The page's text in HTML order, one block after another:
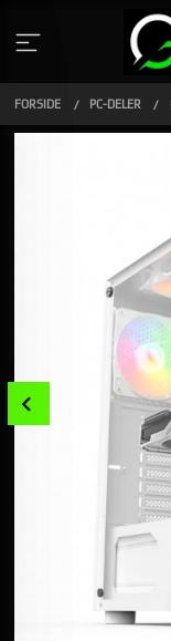
innholdet
FORSIDE PC-DELER